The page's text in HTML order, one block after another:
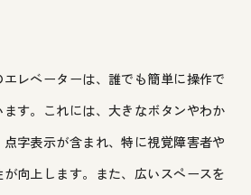
レベーターは、誰でも簡単に操作で
す。これには、大きなボタンやわか
字表示が含まれ、特に視覚障害者や
向上します。また、広いスペースを